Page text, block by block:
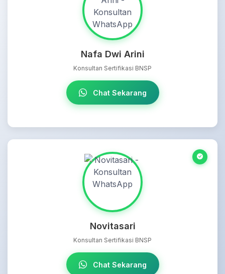
Nafa Dwi Arini
Konsultan Sertifikasi BNSP
Chat Sekarang
Novitasari
Konsultan Sertifikasi BNSP
Chat Sekarang